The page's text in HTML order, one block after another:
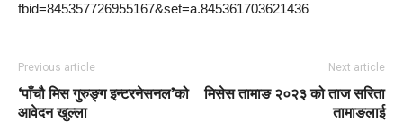
fbid=845357726955167&set=a.845361703621436
Previous article
‘पाँचौ मिस गुरुङ्ग इन्टरनेसनल’को
आवेदन खुल्ला
Next article
मिसेस तामाङ २०२३ को ताज सरिता
तामाङलाई